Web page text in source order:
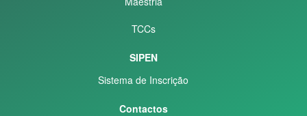
TCCs
SIPEN
Sistema de Inscrição
Contactos